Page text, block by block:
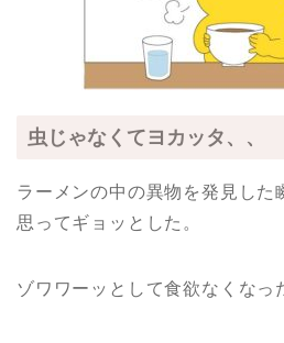
虫じゃなくてヨカッタ、、
ラーメンの中の異物を発見した
思ってギョッとした。
ゾワワーッとして食欲なくなっ